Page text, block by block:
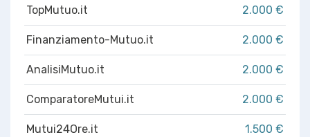
TopMutuo.it 2.000 €
Finanziamento-Mutuo.it 2.000 €
AnalisiMutuo.it 2.000 €
ComparatoreMutui.it 2.000 €
Mutui24Ore.it 1.500 €